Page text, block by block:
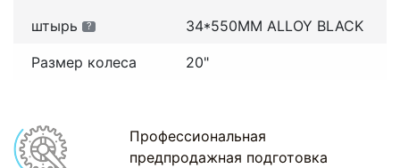
штырь
?
34*550MM ALLOY BLACK
Размер колеса 20"
Профессиональная
предпродажная подготовка